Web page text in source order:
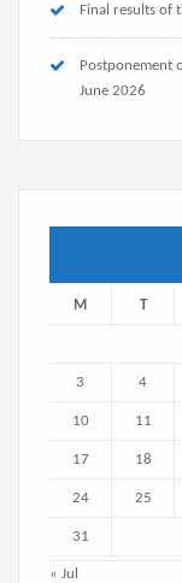
Final results of
Postponement
June 2026
M T
3 4
10 11
17 18
24 25
31
« Jul